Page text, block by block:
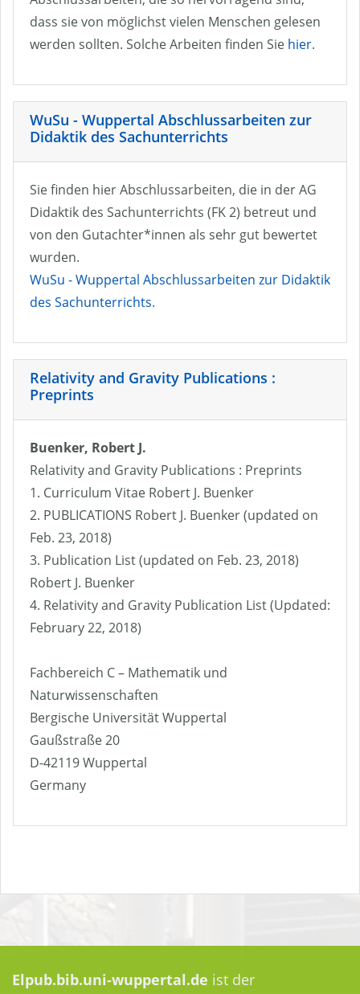
dass sie von möglichst vielen Menschen gelesen
werden sollten. Solche Arbeiten finden Sie hier.
WuSu - Wuppertal Abschlussarbeiten zur
Didaktik des Sachunterrichts
Sie finden hier Abschlussarbeiten, die in der AG
Didaktik des Sachunterrichts (FK 2) betreut und
von den Gutachter*innen als sehr gut bewertet
wurden.
WuSu - Wuppertal Abschlussarbeiten zur Didaktik
des Sachunterrichts.
Relativity and Gravity Publications :
Preprints
Buenker, Robert J.
Relativity and Gravity Publications : Preprints
1. Curriculum Vitae Robert J. Buenker
2. PUBLICATIONS Robert J. Buenker (updated on
Feb. 23, 2018)
3. Publication List (updated on Feb. 23, 2018)
Robert J. Buenker
4. Relativity and Gravity Publication List (Updated:
February 22, 2018)
Fachbereich C – Mathematik und
Naturwissenschaften
Bergische Universität Wuppertal
Gaußstraße 20
D-42119 Wuppertal
Germany
Elpub.bib.uni-wuppertal.de ist der